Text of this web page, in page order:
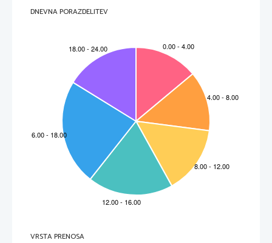
DNEVNA PORAZDELITEV
VRSTA PRENOSA